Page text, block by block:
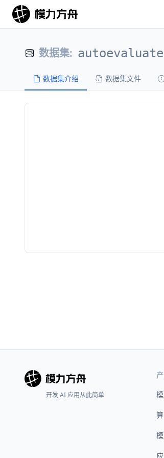
数据集: autoevaluate
数据集介绍 数据集文件
开发 AI 应用从此简单